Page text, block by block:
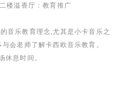
楼溢香厅：教育推广
音乐教育理念,尤其是小卡音乐之
会老师了解卡西欧音乐教育。
休息时间。